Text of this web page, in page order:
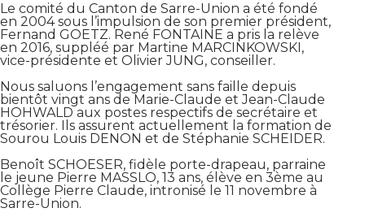
Le comité du Canton de Sarre-Union a été fondé
en 2004 sous l’impulsion de son premier président,
Fernand GOETZ. René FONTAINE a pris la relève
en 2016, suppléé par Martine MARCINKOWSKI,
vice-présidente et Olivier JUNG, conseiller.
Nous saluons l’engagement sans faille depuis
bientôt vingt ans de Marie-Claude et Jean-Claude
HOHWALD aux postes respectifs de secrétaire et
trésorier. Ils assurent actuellement la formation de
Sourou Louis DENON et de Stéphanie SCHEIDER.
Benoît SCHOESER, fidèle porte-drapeau, parraine
le jeune Pierre MASSLO, 13 ans, élève en 3ème au
Collège Pierre Claude, intronisé le 11 novembre à
Sarre-Union.